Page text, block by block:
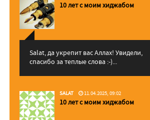
10 лет с моим хиджабом
Salat, да укрепит вас Аллаx! Увидели,
спасибо за теплые слова :-)...
SALAT 11.04.2025, 09:02
10 лет с моим хиджабом